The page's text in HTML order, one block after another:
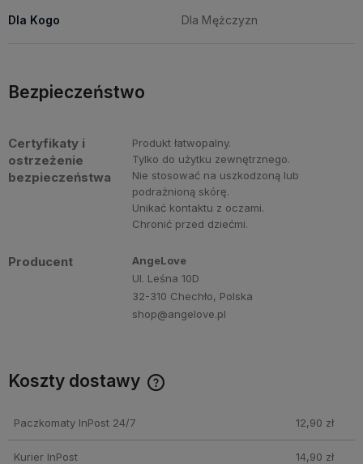
Dla Kogo Dla Mężczyzn
Bezpieczeństwo
Certyfikaty i
ostrzeżenie
bezpieczeństwa
Produkt łatwopalny.
Tylko do użytku zewnętrznego.
Nie stosować na uszkodzoną lub
podrażnioną skórę.
Unikać kontaktu z oczami.
Chronić przed dziećmi.
Producent
AngeLove
Ul. Leśna 10D
32-310 Chechło, Polska
shop@angelove.pl
Koszty dostawy
Paczkomaty InPost 24/7
12,90 zł
Kurier InPost 14,90 zł